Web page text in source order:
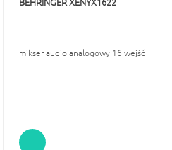
BEHRINGER XENYX1622
mikser audio analogowy 16 wejść